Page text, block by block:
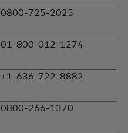
0800-725-2025
01-800-012-1274
+1-636-722-8882
0800-266-1370